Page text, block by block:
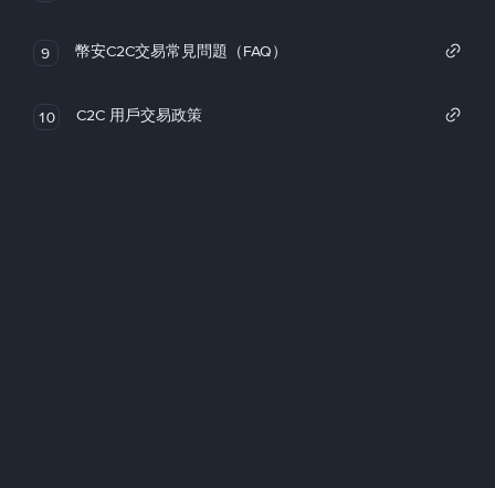
9 幣安C2C交易常見問題（FAQ）
10 C2C 用戶交易政策